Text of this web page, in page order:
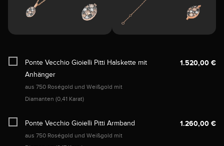
Ponte Vecchio Gioielli Pitti Halskette mit
Anhänger
aus 750 Roségold und Weißgold mit
Diamanten (0,41 Karat)
1.520,00 €
Ponte Vecchio Gioielli Pitti Armband
aus 750 Roségold und Weißgold mit
1.260,00 €